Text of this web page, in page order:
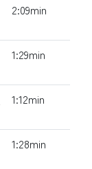
2:09min
1:29min
1:12min
1:28min